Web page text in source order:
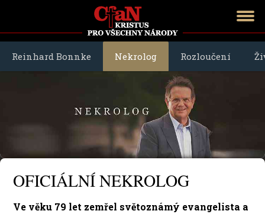
Reinhard Bonnke Nekrolog Rozloučení
OFICIÁLNÍ NEKROLOG
Ve věku 79 let zemřel světoznámý evangelista a